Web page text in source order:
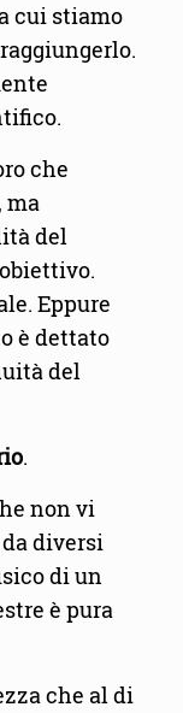
cui stiamo
che
ma
del
Eppure
è dettato
del
.
non vi
diversi
di un
è pura
che al di